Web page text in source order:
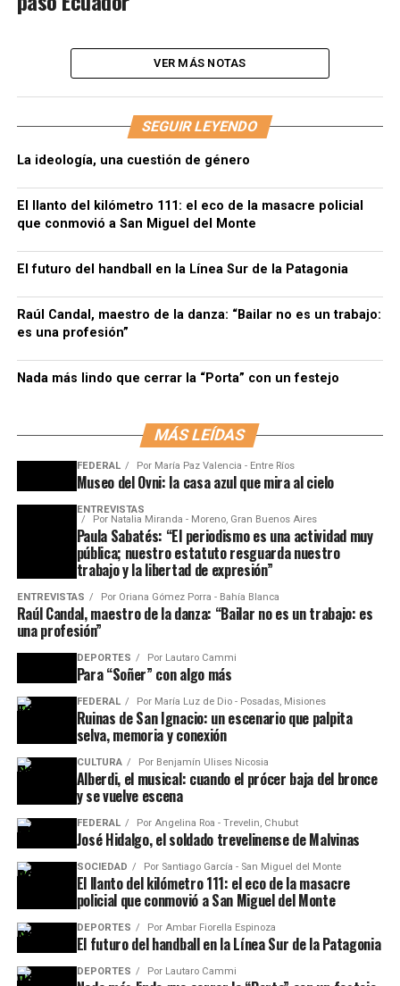
VER MÁS NOTAS
SEGUIR LEYENDO
La ideología, una cuestión de género
El llanto del kilómetro 111: el eco de la masacre policial
que conmovió a San Miguel del Monte
El futuro del handball en la Línea Sur de la Patagonia
Raúl Candal, maestro de la danza: “Bailar no es un trabajo:
es una profesión”
Nada más lindo que cerrar la “Porta” con un festejo
MÁS LEÍDAS
FEDERAL Por María Paz Valencia - Entre Ríos
Museo del Ovni: la casa azul que mira al cielo
ENTREVISTAS
Por Natalia Miranda - Moreno, Gran Buenos Aires
Paula Sabatés: “El periodismo es una actividad muy
pública; nuestro estatuto resguarda nuestro
trabajo y la libertad de expresión”
ENTREVISTAS Por Oriana Gómez Porra - Bahía Blanca
Raúl Candal, maestro de la danza: “Bailar no es un trabajo: es
una profesión”
DEPORTES Por Lautaro Cammi
Para “Soñer” con algo más
FEDERAL Por María Luz de Dio - Posadas, Misiones
Ruinas de San Ignacio: un escenario que palpita
selva, memoria y conexión
CULTURA Por Benjamín Ulises Nicosia
Alberdi, el musical: cuando el prócer baja del bronce
y se vuelve escena
FEDERAL Por Angelina Roa - Trevelin, Chubut
José Hidalgo, el soldado trevelinense de Malvinas
SOCIEDAD Por Santiago García - San Miguel del Monte
El llanto del kilómetro 111: el eco de la masacre
policial que conmovió a San Miguel del Monte
DEPORTES Por Ambar Fiorella Espinoza
El futuro del handball en la Línea Sur de la Patagonia
DEPORTES Por Lautaro Cammi